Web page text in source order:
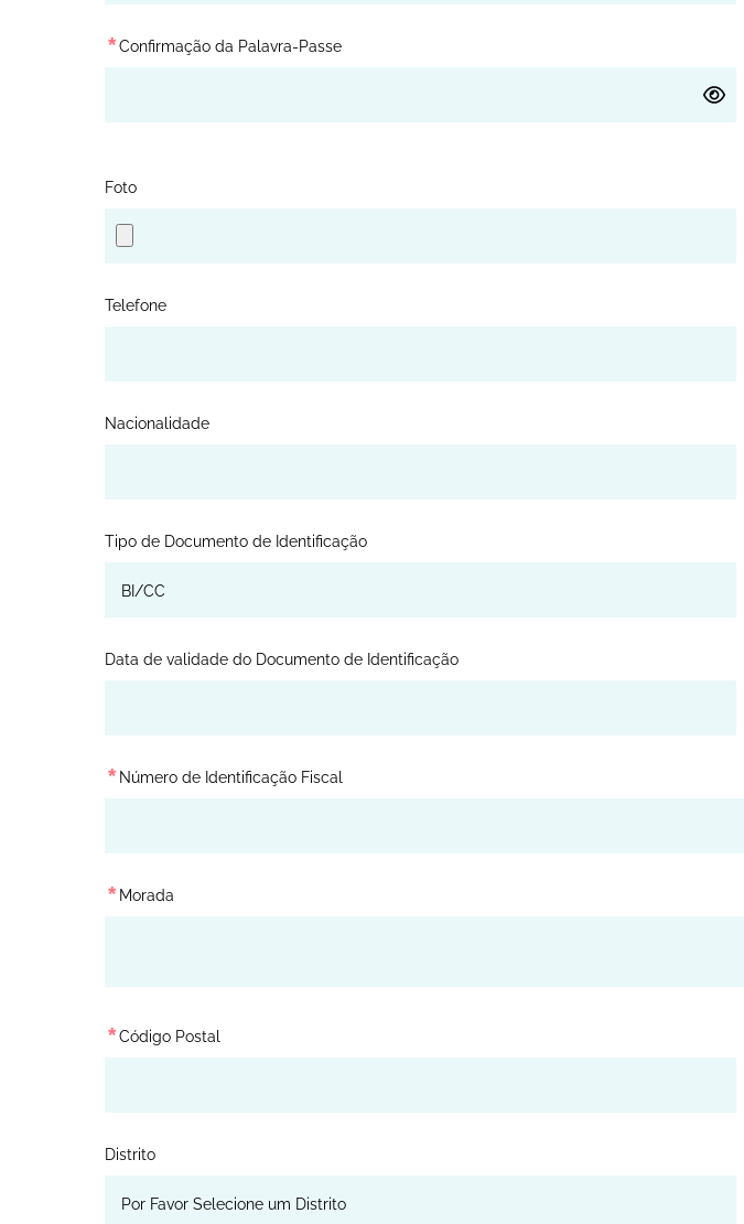
*Confirmação da Palavra-Passe
Foto
Telefone
Nacionalidade
Tipo de Documento de Identificação
Data de validade do Documento de Identificação
* Número de Identificação Fiscal
* Morada
*Código Postal
Distrito